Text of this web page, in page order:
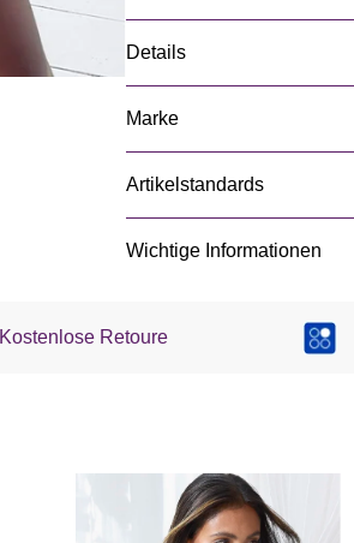
Details
Marke
Artikelstandards
Wichtige Informationen
Kostenlose Retoure